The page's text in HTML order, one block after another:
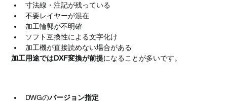
寸法線・注記が残っている
不要レイヤーが混在
加工輪郭が不明確
ソフト互換性による文字化け
加工機が直接読めない場合がある
加工用途ではDXF変換が前提になることが多いです。
DWGのバージョン指定